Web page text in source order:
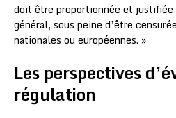
doit être proportionnée et
général, sous peine d’être
nationales ou européennes. »
Les perspectives
régulation